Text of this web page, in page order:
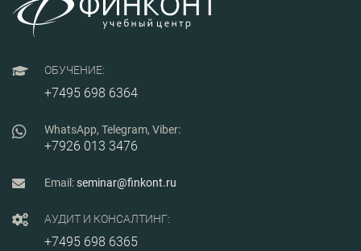
ОБУЧЕНИЕ:
+7495 698 6364
WhatsApp, Telegram, Viber:
+7926 013 3476
Email:seminar@finkont.ru
АУДИТ И КОНСАЛТИНГ:
+7495 698 6365